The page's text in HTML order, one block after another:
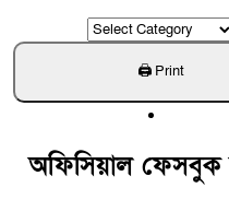
ক্যাটাগরি
খুঁজুন
অফিসিয়াল